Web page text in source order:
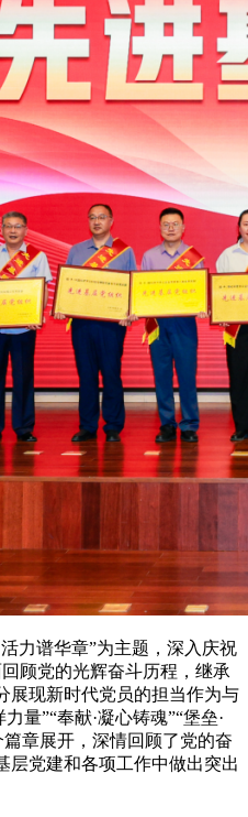
力谱华章”为主题，深入庆祝
顾党的光辉奋斗历程，继承
展现新时代党员的担当作为与
量”“奉献·凝心铸魂”“堡垒·
篇章展开，深情回顾了党的奋
层党建和各项工作中做出突出